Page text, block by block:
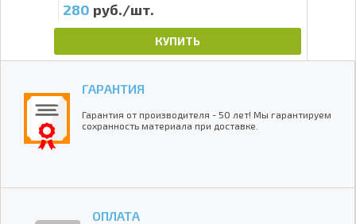
280 руб./шт.
КУПИТЬ
ГАРАНТИЯ
Гарантия от производителя - 50 лет! Мы гарантируем
сохранность материала при доставке.
ОПЛАТА